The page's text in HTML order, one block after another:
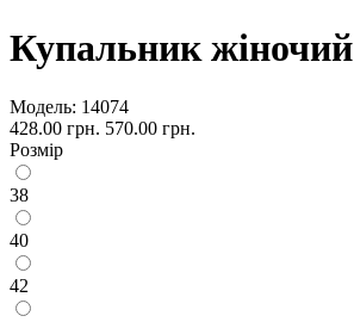
Купальник жіночий
Модель: 14074
428.00 грн. 570.00 грн.
Розмір
38
40
42